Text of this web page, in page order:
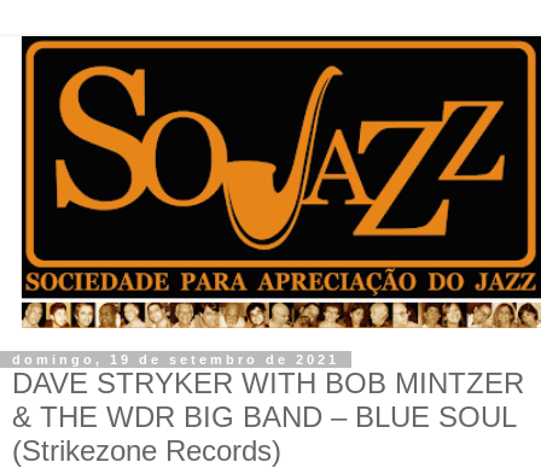
domingo, 19 de setembro de 2021
DAVE STRYKER WITH BOB MINTZER
& THE WDR BIG BAND – BLUE SOUL
(Strikezone Records)